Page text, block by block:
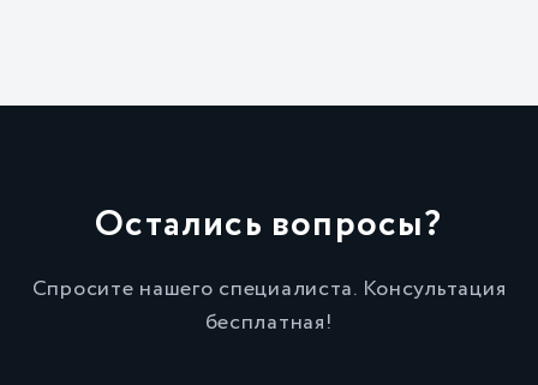
Остались вопросы?
Спросите нашего специалиста. Консультация
бесплатная!